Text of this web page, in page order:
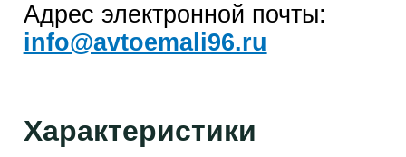
Адрес электронной почты:
info@avtoemali96.ru
Характеристики